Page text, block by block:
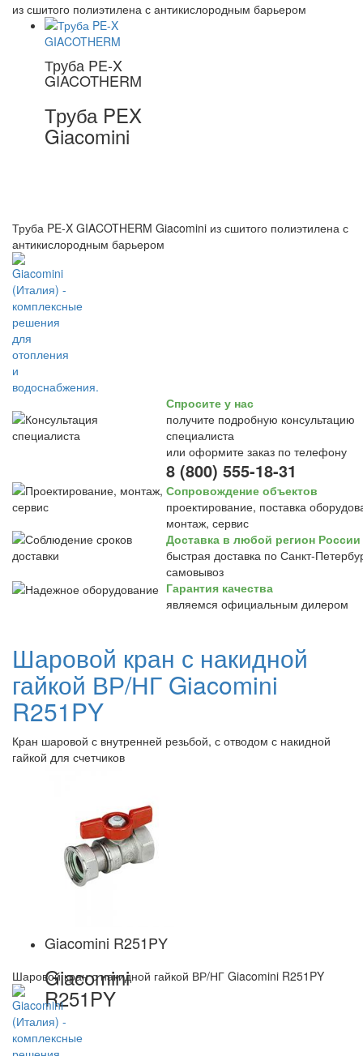
из сшитого полиэтилена с антикислородным барьером
Труба PE-X
GIACOTHERM
Труба PEX
Giacomini
Труба PE-X GIACOTHERM Giacomini из сшитого полиэтилена с
антикислородным барьером
Спросите у нас
получите подробную консультацию
специалиста
или оформите заказ по телефону
8 (800) 555-18-31
Сопровождение объектов
проектирование, поставка
монтаж, сервис
Доставка в любой регион России
быстрая доставка по Санкт-
самовывоз
Гарантия качества
являемся официальным дилером
Шаровой кран с накидной
гайкой ВР/НГ Giacomini
R251PY
Кран шаровой с внутренней резьбой, с отводом с накидной
гайкой для счетчиков
Giacomini R251PY
Giacomini
R251PY
Шаровой кран с накидной гайкой ВР/НГ Giacomini R251PY